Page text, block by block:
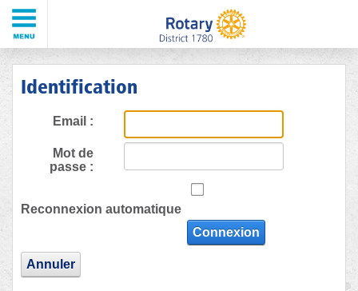
Identification
Email :
Mot de
passe :
Reconnexion automatique
Connexion
Annuler